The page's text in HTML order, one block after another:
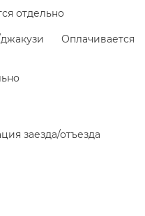
отдельно
Оплачивается
заезда/отъезда